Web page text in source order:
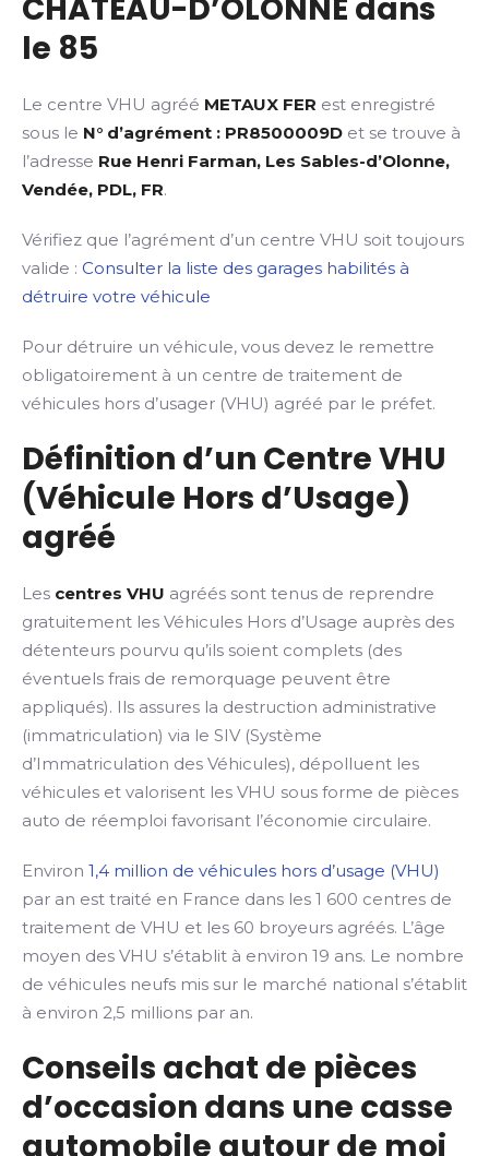
CHATEAU-D’OLONNE dans
le 85
Le centre VHU agréé METAUX FER est enregistré
sous le N° d’agrément : PR8500009D et se trouve à
l’adresse Rue Henri Farman, Les Sables-d’Olonne,
Vendée, PDL, FR.
Vérifiez que l’agrément d’un centre VHU soit toujours
valide : Consulter la liste des garages habilités à
détruire votre véhicule
Pour détruire un véhicule, vous devez le remettre
obligatoirement à un centre de traitement de
véhicules hors d’usager (VHU) agréé par le préfet.
Définition d’un Centre VHU
(Véhicule Hors d’Usage)
agréé
Les centres VHU agréés sont tenus de reprendre
gratuitement les Véhicules Hors d’Usage auprès des
détenteurs pourvu qu’ils soient complets (des
éventuels frais de remorquage peuvent être
appliqués). Ils assures la destruction administrative
(immatriculation) via le SIV (Système
d’Immatriculation des Véhicules), dépolluent les
véhicules et valorisent les VHU sous forme de pièces
auto de réemploi favorisant l’économie circulaire.
Environ 1,4 million de véhicules hors d’usage (VHU)
par an est traité en France dans les 1 600 centres de
traitement de VHU et les 60 broyeurs agréés. L’âge
moyen des VHU s’établit à environ 19 ans. Le nombre
de véhicules neufs mis sur le marché national s’établit
à environ 2,5 millions par an.
Conseils achat de pièces
d’occasion dans une casse
automobile autour de moi